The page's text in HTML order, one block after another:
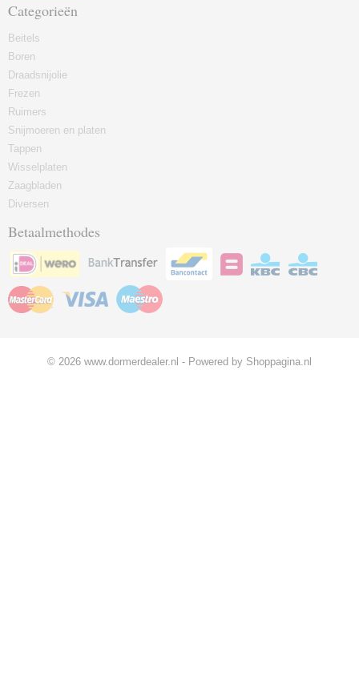
Categorieën
Beitels
Boren
Draadsnijolie
Frezen
Ruimers
Snijmoeren en platen
Tappen
Wisselplaten
Zaagbladen
Diversen
Betaalmethodes
© 2026 www.dormerdealer.nl - Powered by Shoppagina.nl